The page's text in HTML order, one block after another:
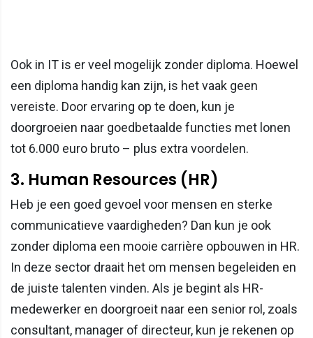
Ook in IT is er veel mogelijk zonder diploma. Hoewel
een diploma handig kan zijn, is het vaak geen
vereiste. Door ervaring op te doen, kun je
doorgroeien naar goedbetaalde functies met lonen
tot 6.000 euro bruto – plus extra voordelen.
3. Human Resources (HR)
Heb je een goed gevoel voor mensen en sterke
communicatieve vaardigheden? Dan kun je ook
zonder diploma een mooie carrière opbouwen in HR.
In deze sector draait het om mensen begeleiden en
de juiste talenten vinden. Als je begint als HR-
medewerker en doorgroeit naar een senior rol, zoals
consultant, manager of directeur, kun je rekenen op